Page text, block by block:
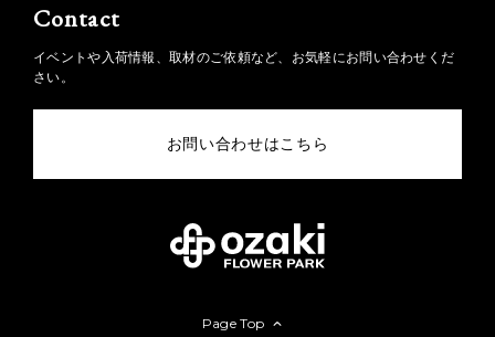
Contact
イベントや入荷情報、取材のご依頼など、お気軽にお問い合わせくだ
さい。
お問い合わせはこちら
Page Top